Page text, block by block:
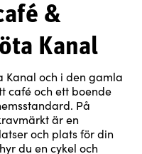
&
Kanal
Kanal och i den gamla
café och ett boende
På
är en
och plats för din
du en cykel och